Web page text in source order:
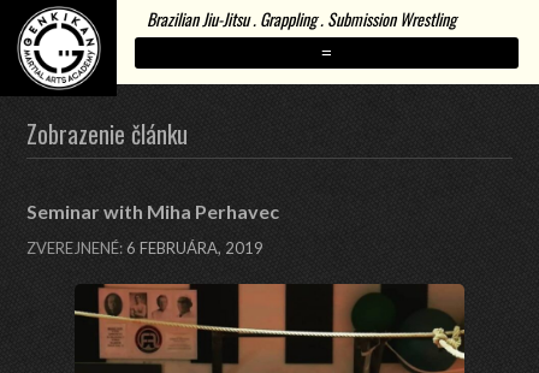
Brazilian Jiu-Jitsu . Grappling . Submission Wrestling
=
Zobrazenie článku
Seminar with Miha Perhavec
ZVEREJNENÉ:6 FEBRUÁRA, 2019